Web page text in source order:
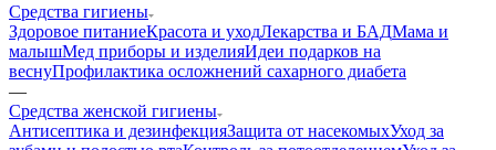
Средства гигиены
Здоровое питаниеКрасота и уходЛекарства и БАДМама и
малышМед приборы и изделияИдеи подарков на
веснуПрофилактика осложнений сахарного диабета
—
Средства женской гигиены
Антисептика и дезинфекцияЗащита от насекомыхУход за